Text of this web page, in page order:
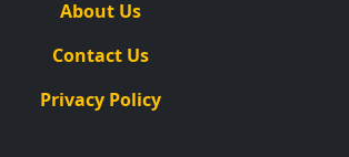
About Us
Contact Us
Privacy Policy